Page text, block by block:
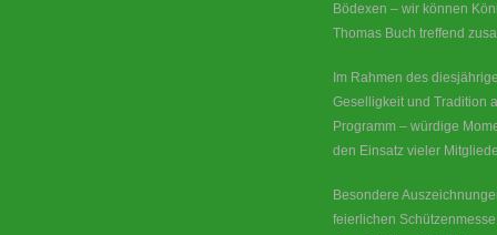
Bödexen – wir können
Thomas Buch treffend
Im Rahmen des
Geselligkeit und Tradition
Programm – würdige
den Einsatz vieler
Besondere
feierlichen